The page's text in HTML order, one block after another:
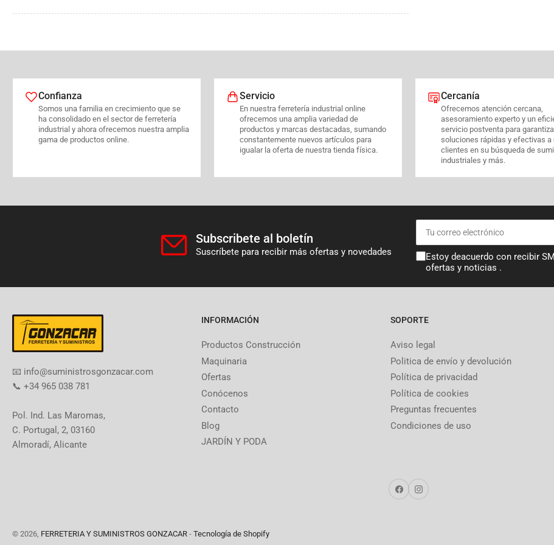
Confianza
Somos una familia en crecimiento que se
ha consolidado en el sector de ferretería
industrial y ahora ofrecemos nuestra amplia
gama de productos online.
Servicio
En nuestra ferretería industrial online
ofrecemos una amplia variedad de
productos y marcas destacadas, sumando
constantemente nuevos artículos para
igualar la oferta de nuestra tienda física.
Cercanía
Ofrecemos atención cercana,
asesoramiento experto y un
servicio postventa para
soluciones rápidas y efectivas a
clientes en su búsqueda de
industriales y más.
Subscribete al boletín
Suscríbete para recibir más ofertas y novedades
Tu
correo
electrónico
Estoy deacuerdo con recibir
ofertas y noticias .
​📧​ info@suministrosgonzacar.com
📞 +34 965 038 781
Pol. Ind. Las Maromas,
C. Portugal, 2, 03160
Almoradí, Alicante
INFORMACIÓN
Productos Construcción
Maquinaria
Ofertas
Conócenos
Contacto
Blog
JARDÍN Y PODA
SOPORTE
Aviso legal
Politica de envío y devolución
Política de privacidad
Política de cookies
Preguntas frecuentes
Condiciones de uso
FacebookInstagram
© 2026, FERRETERIA Y SUMINISTROS GONZACAR - Tecnología de Shopify